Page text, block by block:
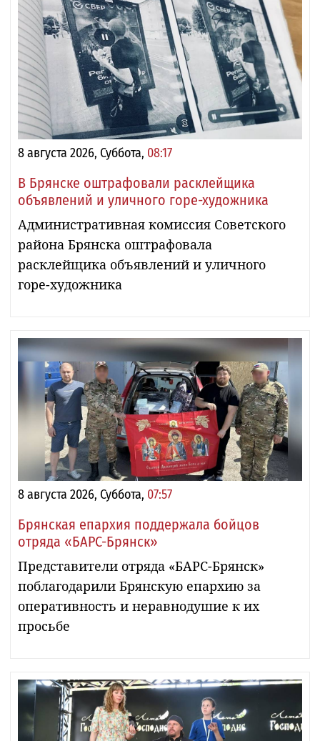
8 августа 2026, Суббота, 08:17
В Брянске оштрафовали расклейщика
объявлений и уличного горе-художника
Административная комиссия Советского
района Брянска оштрафовала
расклейщика объявлений и уличного
горе-художника
8 августа 2026, Суббота, 07:57
Брянская епархия поддержала бойцов
отряда «БАРС-Брянск»
Представители отряда «БАРС-Брянск»
поблагодарили Брянскую епархию за
оперативность и неравнодушие к их
просьбе